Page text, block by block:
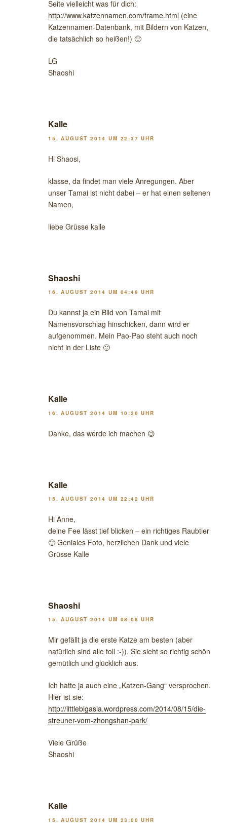
Seite vielleicht was für dich:
http://www.katzennamen.com/frame.html (eine
Katzennamen-Datenbank, mit Bildern von Katzen,
die tatsächlich so heißen!) 🙂
LG
Shaoshi
Kalle
15. AUGUST 2014 UM 22:37 UHR
Hi Shaosi,
klasse, da findet man viele Anregungen. Aber
unser Tamai ist nicht dabei – er hat einen seltenen
Namen,
liebe Grüsse kalle
Shaoshi
16. AUGUST 2014 UM 04:49 UHR
Du kannst ja ein Bild von Tamai mit
Namensvorschlag hinschicken, dann wird er
aufgenommen. Mein Pao-Pao steht auch noch
nicht in der Liste 🙂
Kalle
16. AUGUST 2014 UM 10:26 UHR
Danke, das werde ich machen 😉
Kalle
15. AUGUST 2014 UM 22:42 UHR
Hi Anne,
deine Fee lässt tief blicken – ein richtiges Raubtier
🙂 Geniales Foto, herzlichen Dank und viele
Grüsse Kalle
Shaoshi
15. AUGUST 2014 UM 08:08 UHR
Mir gefällt ja die erste Katze am besten (aber
natürlich sind alle toll :-)). Sie sieht so richtig schön
gemütlich und glücklich aus.
Ich hatte ja auch eine „Katzen-Gang“ versprochen.
Hier ist sie:
http://littlebigasia.wordpress.com/2014/08/15/die-
streuner-vom-zhongshan-park/
Viele Grüße
Shaoshi
Kalle
15. AUGUST 2014 UM 23:00 UHR